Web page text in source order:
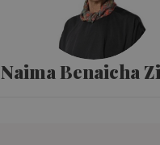
Naima Benaicha